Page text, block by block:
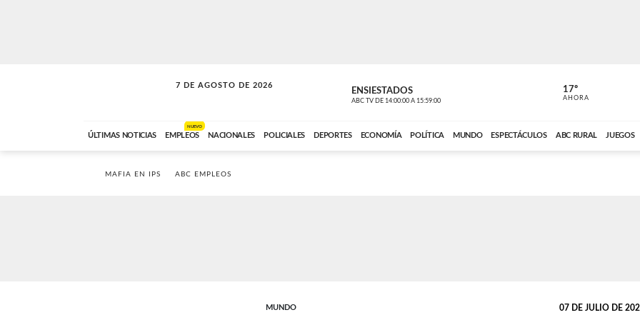
7 DE AGOSTO DE 2026
A DE LA TARDE ENSIESTADOS
ABC TV DE 14:00:00 A 15:59:00 ABC CARDINAL
17º
AHORA
ÚLTIMAS NOTICIAS EMPLEOS
NUEVO
NACIONALES POLICIALES DEPORTES ECONOMÍA POLÍTICA MUNDO ESPECTÁCULOS ABC RURAL JUEGOS
MAFIA EN IPS ABC EMPLEOS
MUNDO 07 DE JULIO DE